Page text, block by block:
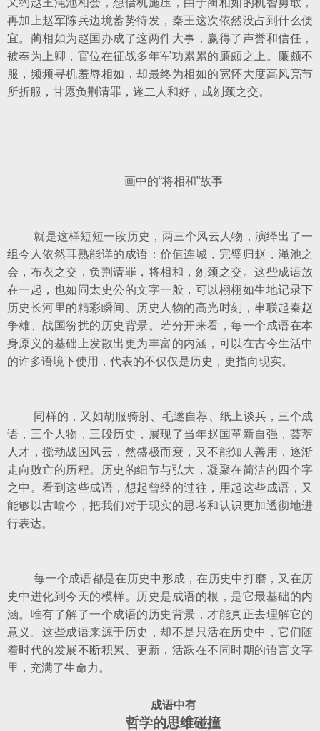
又约赵王渑池相会，想借机施压，由于蔺相如的机智勇敢，
再加上赵军陈兵边境蓄势待发，秦王这次依然没占到什么便
宜。蔺相如为赵国办成了这两件大事，赢得了声誉和信任，
被奉为上卿，官位在征战多年军功累累的廉颇之上。廉颇不
服，频频寻机羞辱相如，却最终为相如的宽怀大度高风亮节
所折服，甘愿负荆请罪，遂二人和好，成刎颈之交。
画中的“将相和”故事
就是这样短短一段历史，两三个风云人物，演绎出了一
组今人依然耳熟能详的成语：价值连城，完璧归赵，渑池之
会，布衣之交，负荆请罪，将相和，刎颈之交。这些成语放
在一起，也如同太史公的文字一般，可以栩栩如生地记录下
历史长河里的精彩瞬间、历史人物的高光时刻，串联起秦赵
争雄、战国纷扰的历史背景。若分开来看，每一个成语在本
身原义的基础上发散出更为丰富的内涵，可以在古今生活中
的许多语境下使用，代表的不仅仅是历史，更指向现实。
同样的，又如胡服骑射、毛遂自荐、纸上谈兵，三个成
语，三个人物，三段历史，展现了当年赵国革新自强，荟萃
人才，搅动战国风云，然盛极而衰，又不能知人善用，逐渐
走向败亡的历程。历史的细节与弘大，凝聚在简洁的四个字
之中。看到这些成语，想起曾经的过往，用起这些成语，又
能够以古喻今，把我们对于现实的思考和认识更加透彻地进
行表达。
每一个成语都是在历史中形成，在历史中打磨，又在历
史中进化到今天的模样。历史是成语的根，是它最基础的内
涵。唯有了解了一个成语的历史背景，才能真正去理解它的
意义。这些成语来源于历史，却不是只活在历史中，它们随
着时代的发展不断积累、更新，活跃在不同时期的语言文字
里，充满了生命力。
成语中有
哲学的思维碰撞